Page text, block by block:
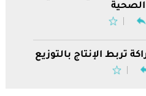
الصحية
تربط الإنتاج بالتوزيع